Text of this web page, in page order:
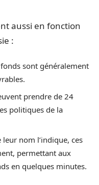
aussi en fonction
:
sont généralement
prendre de 24
politiques de la
leur nom l’indique, ces
permettant aux
en quelques minutes.